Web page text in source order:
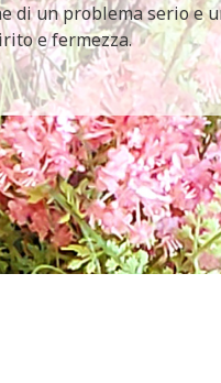
di un problema serio e
e fermezza.